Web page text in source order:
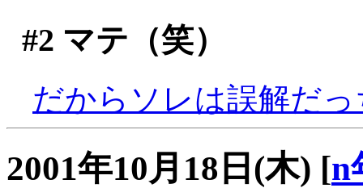
#2 マテ（笑）
だからソレは誤解だ
2001年10月18日(木) [n